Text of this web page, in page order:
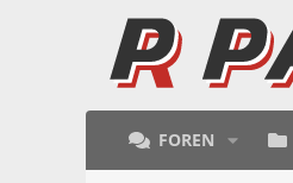
FOREN